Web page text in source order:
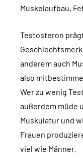
Muskelaufbau,
Testosteron
anderem auch
also
Wer zu wenig
außerdem müde
Muskulatur und
Frauen
viel wie Männer.